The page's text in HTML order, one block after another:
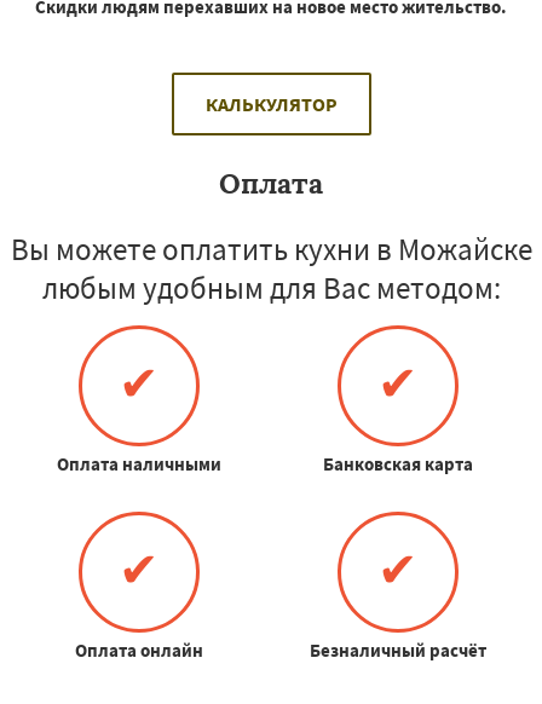
Скидки людям перехавших на новое место жительство.
КАЛЬКУЛЯТОР
Оплата
Вы можете оплатить кухни в Можайске
любым удобным для Вас методом:
✔
Оплата наличными
✔
Банковская карта
✔
Оплата онлайн
✔
Безналичный расчёт